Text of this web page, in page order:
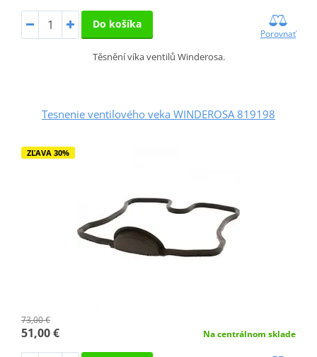
Do košíka
Porovnať
Těsnění víka ventilů Winderosa.
Tesnenie ventilového veka WINDEROSA 819198
ZĽAVA 30%
73,00 €
51,00 € Na centrálnom sklade